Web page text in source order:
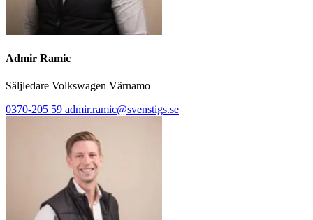
Admir Ramic
Säljledare Volkswagen Värnamo
0370-205 59 admir.ramic@svenstigs.se